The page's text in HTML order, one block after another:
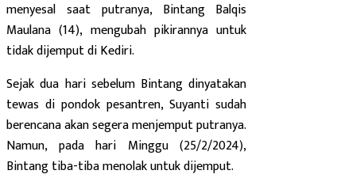
menyesal saat putranya, Bintang Balqis
Maulana (14), mengubah pikirannya untuk
tidak dijemput di Kediri.
Sejak dua hari sebelum Bintang dinyatakan
tewas di pondok pesantren, Suyanti sudah
berencana akan segera menjemput putranya.
Namun, pada hari Minggu (25/2/2024),
Bintang tiba-tiba menolak untuk dijemput.